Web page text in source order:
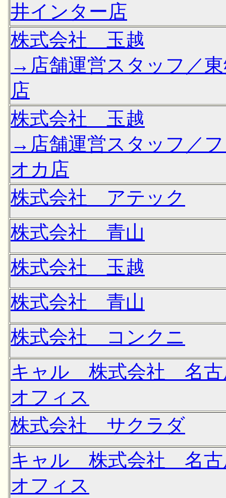
井インター店
株式会社 玉越
→店舗運営スタッフ／
店
株式会社 玉越
→店舗運営スタッフ／
オカ店
株式会社 アテック
株式会社 青山
株式会社 玉越
株式会社 青山
株式会社 コンクニ
キャル 株式会社 名古
オフィス
株式会社 サクラダ
キャル 株式会社 名古
オフィス